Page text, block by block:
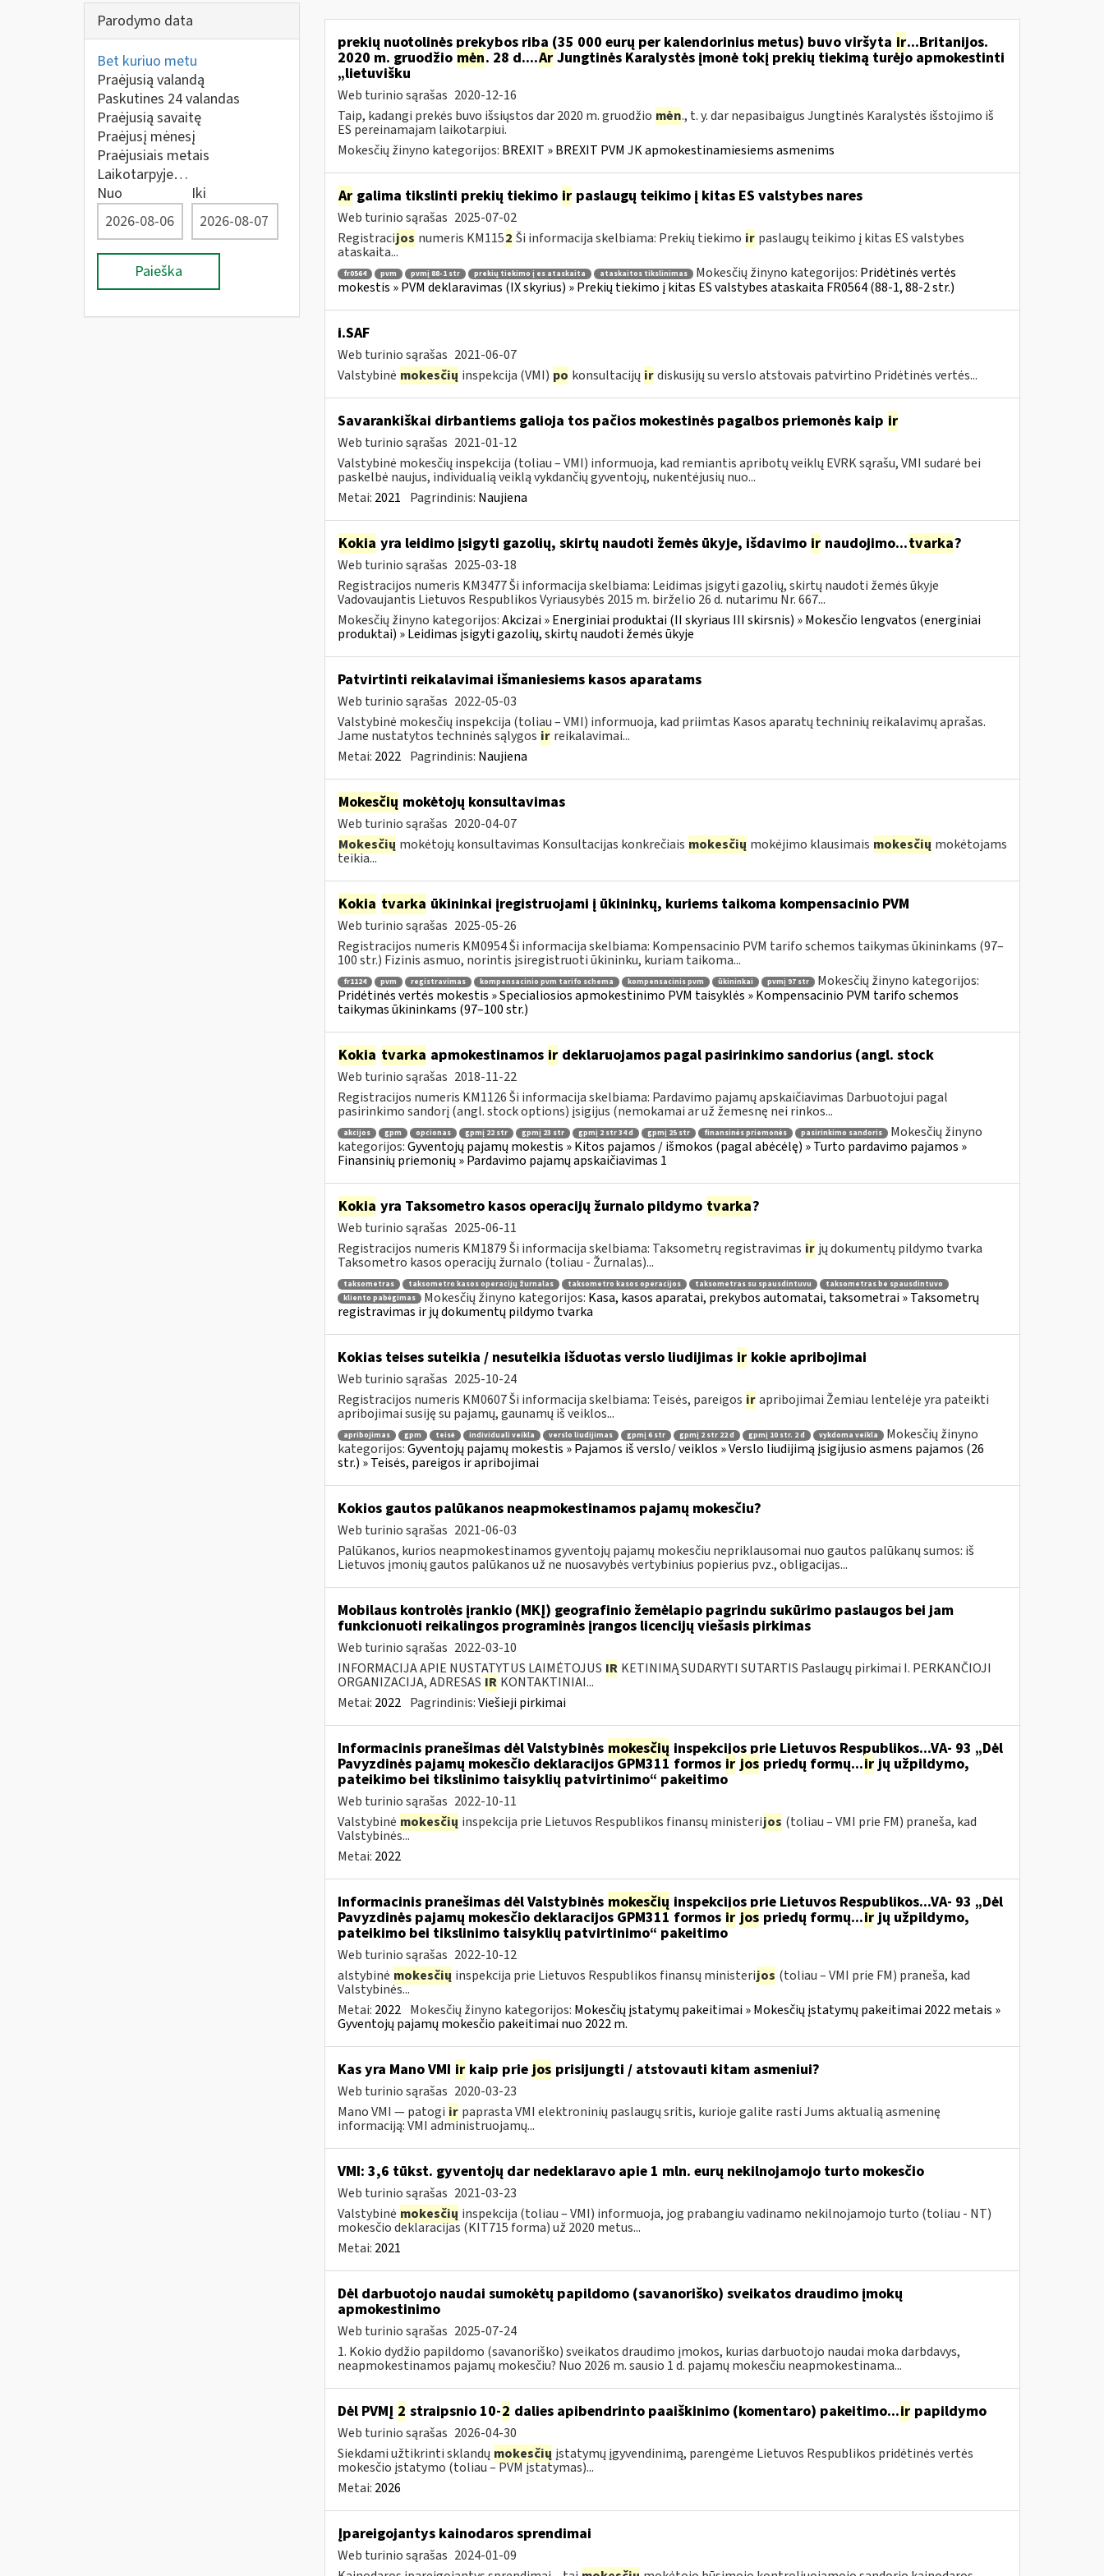
Parodymo data
Bet kuriuo metu
Praėjusią valandą
Paskutines 24 valandas
Praėjusią savaitę
Praėjusį mėnesį
Praėjusiais metais
Laikotarpyje…
Nuo
Iki
Paieška
prekių nuotolinės prekybos riba (35 000 eurų per kalendorinius metus) buvo viršyta ir...Britanijos.
2020 m. gruodžio mėn. 28 d....ArJungtinės Karalystės įmonė tokį prekių tiekimą turėjo apmokestinti
„lietuvišku
Web turinio sąrašas 2020-12-16
Taip, kadangi prekės buvo išsiųstos dar 2020 m. gruodžio mėn., t. y. dar nepasibaigus Jungtinės Karalystės išstojimo iš
ES pereinamajam laikotarpiui.
Mokesčių žinyno kategorijos: BREXIT » BREXIT PVM JK apmokestinamiesiems asmenims
Argalima tikslinti prekių tiekimo irpaslaugų teikimo į kitas ES valstybes nares
Web turinio sąrašas 2025-07-02
Registracijos numeris KM1152 Ši informacija skelbiama: Prekių tiekimo ir paslaugų teikimo į kitas ES valstybes
ataskaita...
fr0564 pvm pvmį 88-1 str prekių tiekimo į es ataskaita ataskaitos tikslinimas Mokesčių žinyno kategorijos: Pridėtinės vertės
mokestis » PVM deklaravimas (IX skyrius) » Prekių tiekimo į kitas ES valstybes ataskaita FR0564 (88-1, 88-2 str.)
i.SAF
Web turinio sąrašas 2021-06-07
Valstybinė mokesčių inspekcija (VMI) po konsultacijų ir diskusijų su verslo atstovais patvirtino Pridėtinės vertės...
Savarankiškai dirbantiems galioja tos pačios mokestinės pagalbos priemonės kaip ir
Web turinio sąrašas 2021-01-12
Valstybinė mokesčių inspekcija (toliau – VMI) informuoja, kad remiantis apribotų veiklų EVRK sąrašu, VMI sudarė bei
paskelbė naujus, individualią veiklą vykdančių gyventojų, nukentėjusių nuo...
Metai: 2021 Pagrindinis: Naujiena
Kokia yra leidimo įsigyti gazolių, skirtų naudoti žemės ūkyje, išdavimo irnaudojimo...tvarka?
Web turinio sąrašas 2025-03-18
Registracijos numeris KM3477 Ši informacija skelbiama: Leidimas įsigyti gazolių, skirtų naudoti žemės ūkyje
Vadovaujantis Lietuvos Respublikos Vyriausybės 2015 m. birželio 26 d. nutarimu Nr. 667...
Mokesčių žinyno kategorijos:Akcizai » Energiniai produktai (II skyriaus III skirsnis) » Mokesčio lengvatos (energiniai
produktai) » Leidimas įsigyti gazolių, skirtų naudoti žemės ūkyje
Patvirtinti reikalavimai išmaniesiems kasos aparatams
Web turinio sąrašas 2022-05-03
Valstybinė mokesčių inspekcija (toliau – VMI) informuoja, kad priimtas Kasos aparatų techninių reikalavimų aprašas.
Jame nustatytos techninės sąlygos ir reikalavimai...
Metai: 2022 Pagrindinis: Naujiena
Mokesčių mokėtojų konsultavimas
Web turinio sąrašas 2020-04-07
Mokesčių mokėtojų konsultavimas Konsultacijas konkrečiais mokesčių mokėjimo klausimais mokesčių mokėtojams
teikia...
Kokia tvarka ūkininkai įregistruojami į ūkininkų, kuriems taikoma kompensacinio PVM
Web turinio sąrašas 2025-05-26
Registracijos numeris KM0954 Ši informacija skelbiama: Kompensacinio PVM tarifo schemos taikymas ūkininkams (97–
100 str.) Fizinis asmuo, norintis įsiregistruoti ūkininku, kuriam taikoma...
fr1124 pvm registravimas kompensacinio pvm tarifo schema kompensacinis pvm ūkininkai pvmį 97 str
Mokesčių žinyno kategorijos:
Pridėtinės vertės mokestis » Specialiosios apmokestinimo PVM taisyklės » Kompensacinio PVM tarifo schemos
taikymas ūkininkams (97–100 str.)
Kokia tvarka apmokestinamos irdeklaruojamos pagal pasirinkimo sandorius (angl. stock
Web turinio sąrašas 2018-11-22
Registracijos numeris KM1126 Ši informacija skelbiama: Pardavimo pajamų apskaičiavimas Darbuotojui pagal
pasirinkimo sandorį (angl. stock options) įsigijus (nemokamai ar už žemesnę nei rinkos...
akcijos gpm opcionas gpmį 22 str gpmį 23 str gpmį 2 str 34 d gpmį 25 str finansinės priemonės pasirinkimo sandoris
Mokesčių žinyno
kategorijos:Gyventojų pajamų mokestis » Kitos pajamos / išmokos (pagal abėcėlę) » Turto pardavimo pajamos »
Finansinių priemonių » Pardavimo pajamų apskaičiavimas 1
Kokia yra Taksometro kasos operacijų žurnalo pildymo tvarka?
Web turinio sąrašas 2025-06-11
Registracijos numeris KM1879 Ši informacija skelbiama: Taksometrų registravimas ir jų dokumentų pildymo tvarka
Taksometro kasos operacijų žurnalo (toliau - Žurnalas)...
taksometras taksometro kasos operacijų žurnalas taksometro kasos operacijos taksometras su spausdintuvu
taksometras be spausdintuvo
kliento pabėgimas
Mokesčių žinyno kategorijos: Kasa, kasos aparatai, prekybos automatai, taksometrai » Taksometrų
registravimas ir jų dokumentų pildymo tvarka
Kokias teises suteikia / nesuteikia išduotas verslo liudijimas irkokie apribojimai
Web turinio sąrašas 2025-10-24
Registracijos numeris KM0607 Ši informacija skelbiama: Teisės, pareigos ir apribojimai Žemiau lentelėje yra pateikti
apribojimai susiję su pajamų, gaunamų iš veiklos...
apribojimas gpm teisė individuali veikla verslo liudijimas gpmį 6 str gpmį 2 str 22 d gpmį 10 str. 2 d vykdoma veikla
Mokesčių žinyno
kategorijos:Gyventojų pajamų mokestis » Pajamos iš verslo/ veiklos » Verslo liudijimą įsigijusio asmens pajamos (26
str.) » Teisės, pareigos ir apribojimai
Kokios gautos palūkanos neapmokestinamos pajamų mokesčiu?
Web turinio sąrašas 2021-06-03
Palūkanos, kurios neapmokestinamos gyventojų pajamų mokesčiu nepriklausomai nuo gautos palūkanų sumos: iš
Lietuvos įmonių gautos palūkanos už ne nuosavybės vertybinius popierius pvz., obligacijas...
Mobilaus kontrolės įrankio (MKĮ) geografinio žemėlapio pagrindu sukūrimo paslaugos bei jam
funkcionuoti reikalingos programinės įrangos licencijų viešasis pirkimas
Web turinio sąrašas 2022-03-10
INFORMACIJA APIE NUSTATYTUS LAIMĖTOJUS IR KETINIMĄ SUDARYTI SUTARTIS Paslaugų pirkimai I. PERKANČIOJI
ORGANIZACIJA, ADRESAS IR KONTAKTINIAI...
Metai: 2022 Pagrindinis:Viešieji pirkimai
Informacinis pranešimas dėl Valstybinės mokesčių inspekcijos prie Lietuvos Respublikos...VA- 93 „Dėl
Pavyzdinės pajamų mokesčio deklaracijos GPM311 formos ir jos priedų formų...irjų užpildymo,
pateikimo bei tikslinimo taisyklių patvirtinimo“ pakeitimo
Web turinio sąrašas 2022-10-11
Valstybinė mokesčių inspekcija prie Lietuvos Respublikos finansų ministerijos (toliau – VMI prie FM) praneša, kad
Valstybinės...
Metai: 2022
Informacinis pranešimas dėl Valstybinės mokesčių inspekcijos prie Lietuvos Respublikos...VA- 93 „Dėl
Pavyzdinės pajamų mokesčio deklaracijos GPM311 formos ir jos priedų formų...irjų užpildymo,
pateikimo bei tikslinimo taisyklių patvirtinimo“ pakeitimo
Web turinio sąrašas 2022-10-12
alstybinė mokesčių inspekcija prie Lietuvos Respublikos finansų ministerijos (toliau – VMI prie FM) praneša, kad
Valstybinės...
Metai: 2022 Mokesčių žinyno kategorijos: Mokesčių įstatymų pakeitimai » Mokesčių įstatymų pakeitimai 2022 metais »
Gyventojų pajamų mokesčio pakeitimai nuo 2022 m.
Kas yra Mano VMI irkaip priejos prisijungti / atstovauti kitam asmeniui?
Web turinio sąrašas 2020-03-23
Mano VMI — patogi ir paprasta VMI elektroninių paslaugų sritis, kurioje galite rasti Jums aktualią asmeninę
informaciją: VMI administruojamų...
VMI: 3,6 tūkst. gyventojų dar nedeklaravo apie 1 mln. eurų nekilnojamojo turto mokesčio
Web turinio sąrašas 2021-03-23
Valstybinė mokesčių inspekcija (toliau – VMI) informuoja, jog prabangiu vadinamo nekilnojamojo turto (toliau - NT)
mokesčio deklaracijas (KIT715 forma) už 2020 metus...
Metai: 2021
Dėl darbuotojo naudai sumokėtų papildomo (savanoriško) sveikatos draudimo įmokų
apmokestinimo
Web turinio sąrašas 2025-07-24
1. Kokio dydžio papildomo (savanoriško) sveikatos draudimo įmokos, kurias darbuotojo naudai moka darbdavys,
neapmokestinamos pajamų mokesčiu? Nuo 2026 m. sausio 1 d. pajamų mokesčiu neapmokestinama...
Dėl PVMĮ 2 straipsnio 10-2 dalies apibendrinto paaiškinimo (komentaro) pakeitimo...irpapildymo
Web turinio sąrašas 2026-04-30
Siekdami užtikrinti sklandų mokesčių įstatymų įgyvendinimą, parengėme Lietuvos Respublikos pridėtinės vertės
mokesčio įstatymo (toliau – PVM įstatymas)...
Metai: 2026
Įpareigojantys kainodaros sprendimai
Web turinio sąrašas 2024-01-09